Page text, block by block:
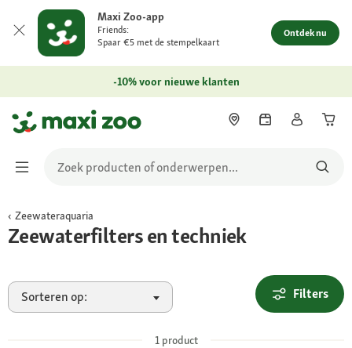
Maxi Zoo-app
Friends:
Spaar €5 met de stempelkaart
Ontdek nu
-10% voor nieuwe klanten
Zeewateraquaria
Zeewaterfilters en techniek
Sorteren op: Filters
1product